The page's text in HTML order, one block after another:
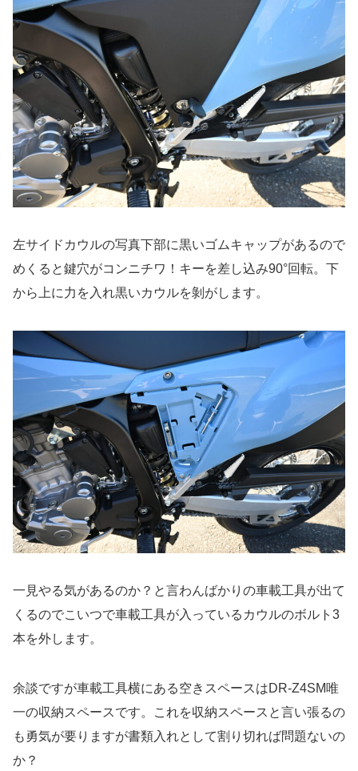
左サイドカウルの写真下部に黒いゴムキャップがあるので
めくると鍵穴がコンニチワ！キーを差し込み90°回転。下
から上に力を入れ黒いカウルを剝がします。
一見やる気があるのか？と言わんばかりの車載工具が出て
くるのでこいつで車載工具が入っているカウルのボルト3
本を外します。
余談ですが車載工具横にある空きスペースはDR-Z4SM唯
一の収納スペースです。これを収納スペースと言い張るの
も勇気が要りますが書類入れとして割り切れば問題ないの
か？